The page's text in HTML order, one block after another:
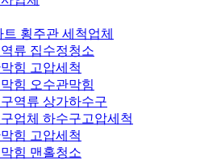
횡주관 세척업체
류 집수정청소
힘 고압세척
힘 오수관막힘
역류 상가하수구
업체 하수구고압세척
힘 고압세척
힘 맨홀청소